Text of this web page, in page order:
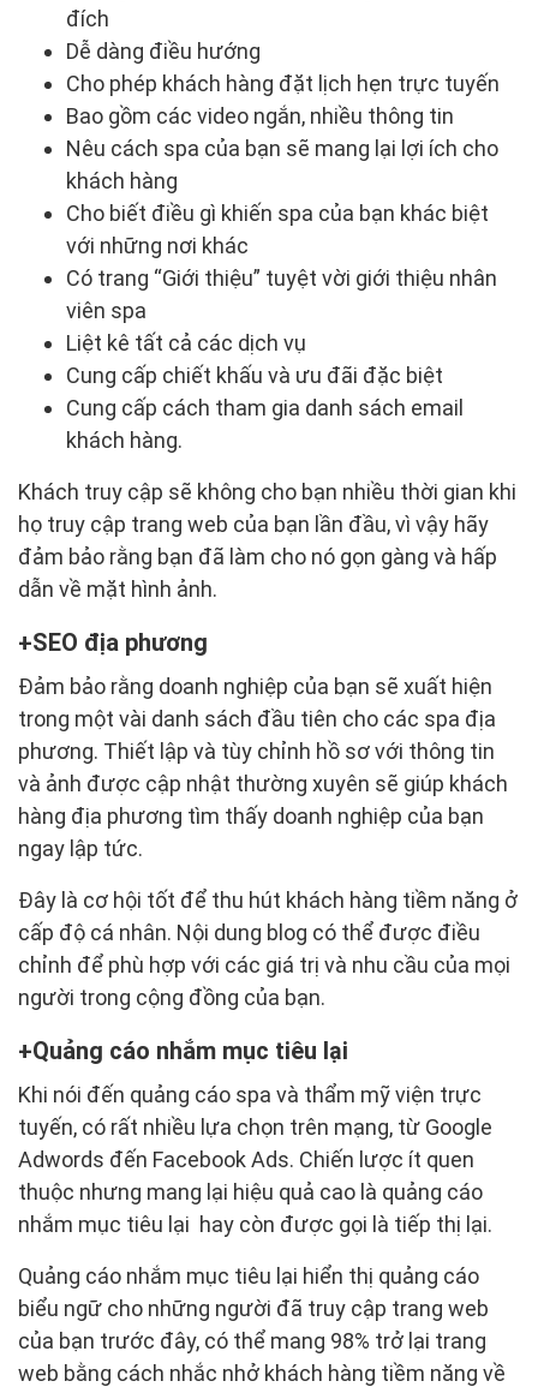
đích
Dễ dàng điều hướng
Cho phép khách hàng đặt lịch hẹn trực tuyến
Bao gồm các video ngắn, nhiều thông tin
Nêu cách spa của bạn sẽ mang lại lợi ích cho
khách hàng
Cho biết điều gì khiến spa của bạn khác biệt
với những nơi khác
Có trang “Giới thiệu” tuyệt vời giới thiệu nhân
viên spa
Liệt kê tất cả các dịch vụ
Cung cấp chiết khấu và ưu đãi đặc biệt
Cung cấp cách tham gia danh sách email
khách hàng.
Khách truy cập sẽ không cho bạn nhiều thời gian khi
họ truy cập trang web của bạn lần đầu, vì vậy hãy
đảm bảo rằng bạn đã làm cho nó gọn gàng và hấp
dẫn về mặt hình ảnh.
SEO địa phương
Đảm bảo rằng doanh nghiệp của bạn sẽ xuất hiện
trong một vài danh sách đầu tiên cho các spa địa
phương. Thiết lập và tùy chỉnh hồ sơ với thông tin
và ảnh được cập nhật thường xuyên sẽ giúp khách
hàng địa phương tìm thấy doanh nghiệp của bạn
ngay lập tức.
Đây là cơ hội tốt để thu hút khách hàng tiềm năng ở
cấp độ cá nhân. Nội dung blog có thể được điều
chỉnh để phù hợp với các giá trị và nhu cầu của mọi
người trong cộng đồng của bạn.
Quảng cáo nhắm mục tiêu lại
Khi nói đến quảng cáo spa và thẩm mỹ viện trực
tuyến, có rất nhiều lựa chọn trên mạng, từ Google
Adwords đến Facebook Ads. Chiến lược ít quen
thuộc nhưng mang lại hiệu quả cao là quảng cáo
nhắm mục tiêu lại hay còn được gọi là tiếp thị lại.
Quảng cáo nhắm mục tiêu lại hiển thị quảng cáo
biểu ngữ cho những người đã truy cập trang web
của bạn trước đây, có thể mang 98% trở lại trang
web bằng cách nhắc nhở khách hàng tiềm năng về